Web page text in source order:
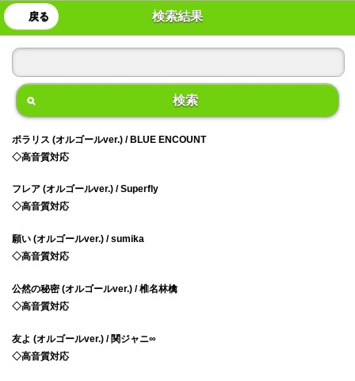
戻る 検索結果
検索
ポラリス (オルゴールver.) / BLUE ENCOUNT
◇高音質対応
フレア (オルゴールver.) / Superfly
◇高音質対応
願い (オルゴールver.) / sumika
◇高音質対応
公然の秘密 (オルゴールver.) / 椎名林檎
◇高音質対応
友よ (オルゴールver.) / 関ジャニ∞
◇高音質対応